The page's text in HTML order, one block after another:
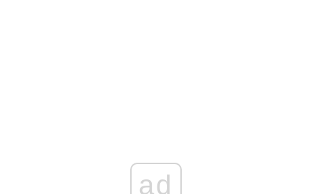
ad